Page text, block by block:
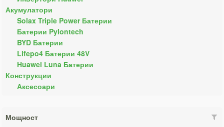
Акумулатори
Solax Triple Power Батерии
Батерии Pylontech
BYD Батерии
Lifepo4 Батерии 48V
Huawei Luna Батерии
Конструкции
Аксесоари
Мощност